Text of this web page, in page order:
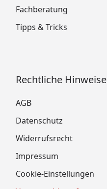
Fachberatung
Tipps & Tricks
Rechtliche Hinweise
AGB
Datenschutz
Widerrufsrecht
Impressum
Cookie-Einstellungen